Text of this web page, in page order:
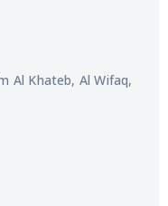
Al Khateb, Al Wifaq,